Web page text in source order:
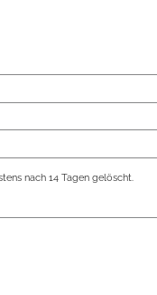
nach 14 Tagen gelöscht.